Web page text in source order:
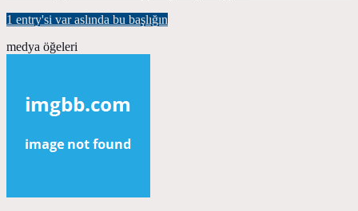
1 entry'si var aslında bu başlığın
medya öğeleri